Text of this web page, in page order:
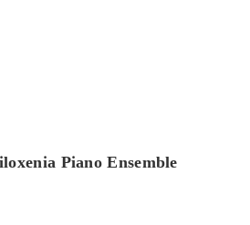
Piano Ensemble